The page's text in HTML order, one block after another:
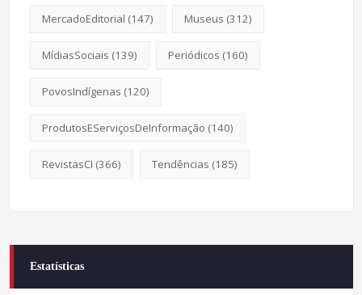
MercadoEditorial (147) Museus (312)
MídiasSociais (139) Periódicos (160)
PovosIndígenas (120)
ProdutosEServiçosDeInformação (140)
RevistasCI (366) Tendências (185)
Estatísticas